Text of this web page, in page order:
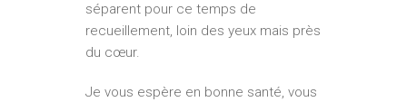
séparent pour ce temps de
recueillement, loin des yeux mais près
du cœur.
Je vous espère en bonne santé, vous